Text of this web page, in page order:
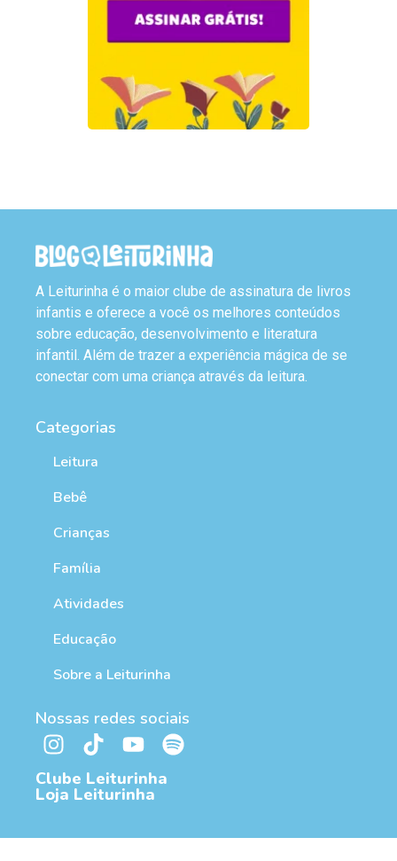
A Leiturinha é o maior clube de assinatura de livros
infantis e oferece a você os melhores conteúdos
sobre educação, desenvolvimento e literatura
infantil. Além de trazer a experiência mágica de se
conectar com uma criança através da leitura.
Categorias
Leitura
Bebê
Crianças
Família
Atividades
Educação
Sobre a Leiturinha
Nossas redes sociais
Clube Leiturinha
Loja Leiturinha